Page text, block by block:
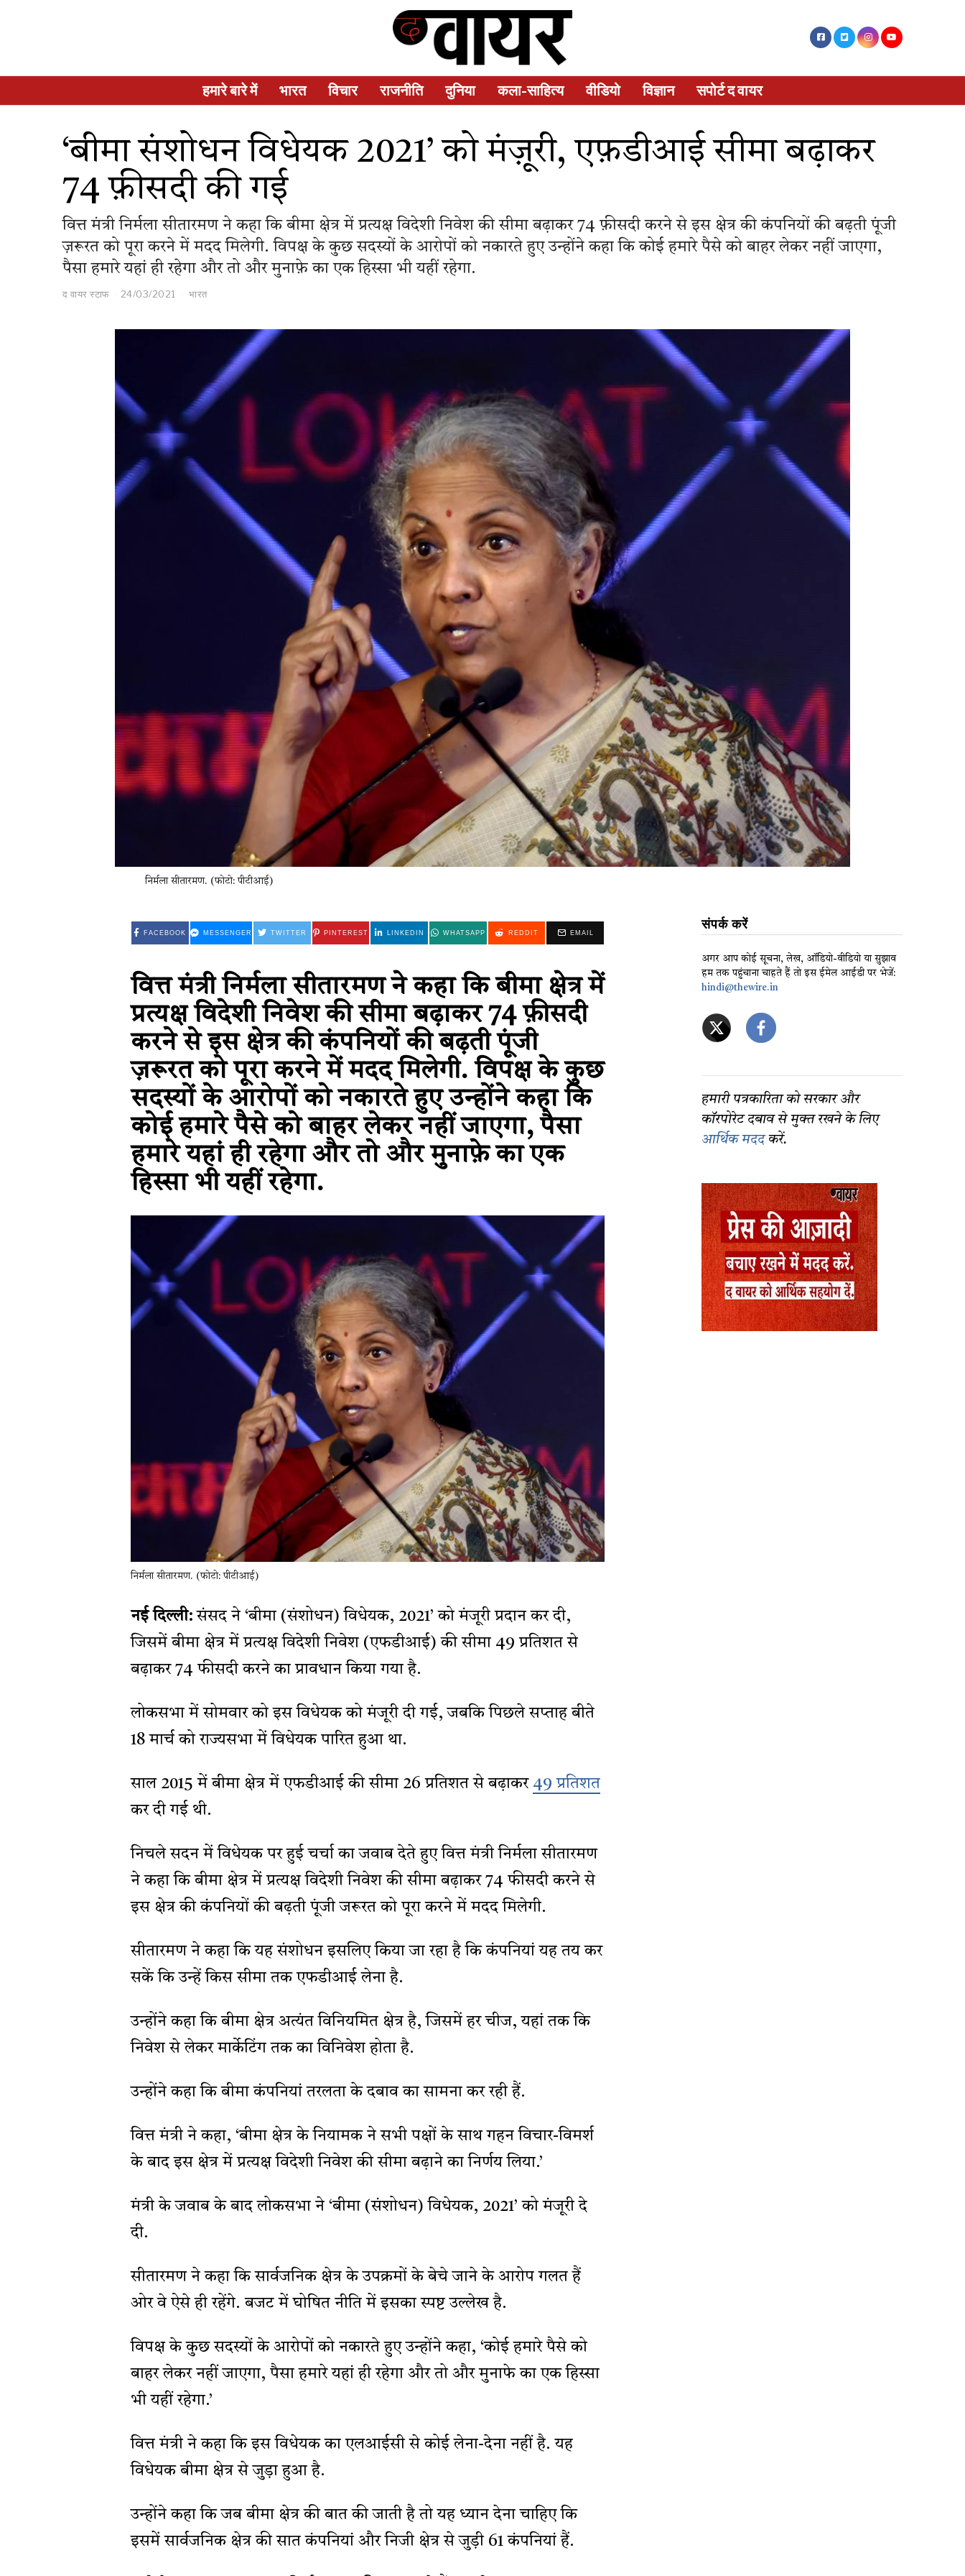
हमारे बारे में भारत विचार राजनीति दुनिया कला-साहित्य वीडियो विज्ञान सपोर्ट द वायर
‘बीमा संशोधन विधेयक 2021’ को मंज़ूरी, एफ़डीआई सीमा बढ़ाकर
74 फ़ीसदी की गई
वित्त मंत्री निर्मला सीतारमण ने कहा कि बीमा क्षेत्र में प्रत्यक्ष विदेशी निवेश की सीमा बढ़ाकर 74 फ़ीसदी करने से इस क्षेत्र की कंपनियों की बढ़ती पूंजी
ज़रूरत को पूरा करने में मदद मिलेगी. विपक्ष के कुछ सदस्यों के आरोपों को नकारते हुए उन्होंने कहा कि कोई हमारे पैसे को बाहर लेकर नहीं जाएगा,
पैसा हमारे यहां ही रहेगा और तो और मुनाफ़े का एक हिस्सा भी यहीं रहेगा.
द वायर स्टाफ 24/03/2021 भारत
निर्मला सीतारमण. (फोटो: पीटीआई)
FACEBOOK MESSENGER TWITTER PINTEREST LINKEDIN WHATSAPP REDDIT EMAIL
वित्त मंत्री निर्मला सीतारमण ने कहा कि बीमा क्षेत्र में
प्रत्यक्ष विदेशी निवेश की सीमा बढ़ाकर 74 फ़ीसदी
करने से इस क्षेत्र की कंपनियों की बढ़ती पूंजी
ज़रूरत को पूरा करने में मदद मिलेगी. विपक्ष के कुछ
सदस्यों के आरोपों को नकारते हुए उन्होंने कहा कि
कोई हमारे पैसे को बाहर लेकर नहीं जाएगा, पैसा
हमारे यहां ही रहेगा और तो और मुनाफ़े का एक
हिस्सा भी यहीं रहेगा.
निर्मला सीतारमण. (फोटो: पीटीआई)
नई दिल्ली: संसद ने ‘बीमा (संशोधन) विधेयक, 2021’ को मंजूरी प्रदान कर दी,
जिसमें बीमा क्षेत्र में प्रत्यक्ष विदेशी निवेश (एफडीआई) की सीमा 49 प्रतिशत से
बढ़ाकर 74 फीसदी करने का प्रावधान किया गया है.
लोकसभा में सोमवार को इस विधेयक को मंजूरी दी गई, जबकि पिछले सप्ताह बीते
18 मार्च को राज्यसभा में विधेयक पारित हुआ था.
साल 2015 में बीमा क्षेत्र में एफडीआई की सीमा 26 प्रतिशत से बढ़ाकर 49 प्रतिशत
कर दी गई थी.
निचले सदन में विधेयक पर हुई चर्चा का जवाब देते हुए वित्त मंत्री निर्मला सीतारमण
ने कहा कि बीमा क्षेत्र में प्रत्यक्ष विदेशी निवेश की सीमा बढ़ाकर 74 फीसदी करने से
इस क्षेत्र की कंपनियों की बढ़ती पूंजी जरूरत को पूरा करने में मदद मिलेगी.
सीतारमण ने कहा कि यह संशोधन इसलिए किया जा रहा है कि कंपनियां यह तय कर
सकें कि उन्हें किस सीमा तक एफडीआई लेना है.
उन्होंने कहा कि बीमा क्षेत्र अत्यंत विनियमित क्षेत्र है, जिसमें हर चीज, यहां तक कि
निवेश से लेकर मार्केटिंग तक का विनिवेश होता है.
उन्होंने कहा कि बीमा कंपनियां तरलता के दबाव का सामना कर रही हैं.
वित्त मंत्री ने कहा, ‘बीमा क्षेत्र के नियामक ने सभी पक्षों के साथ गहन विचार-विमर्श
के बाद इस क्षेत्र में प्रत्यक्ष विदेशी निवेश की सीमा बढ़ाने का निर्णय लिया.’
मंत्री के जवाब के बाद लोकसभा ने ‘बीमा (संशोधन) विधेयक, 2021’ को मंजूरी दे
दी.
सीतारमण ने कहा कि सार्वजनिक क्षेत्र के उपक्रमों के बेचे जाने के आरोप गलत हैं
ओर वे ऐसे ही रहेंगे. बजट में घोषित नीति में इसका स्पष्ट उल्लेख है.
विपक्ष के कुछ सदस्यों के आरोपों को नकारते हुए उन्होंने कहा, ‘कोई हमारे पैसे को
बाहर लेकर नहीं जाएगा, पैसा हमारे यहां ही रहेगा और तो और मुनाफे का एक हिस्सा
भी यहीं रहेगा.’
वित्त मंत्री ने कहा कि इस विधेयक का एलआईसी से कोई लेना-देना नहीं है. यह
विधेयक बीमा क्षेत्र से जुड़ा हुआ है.
उन्होंने कहा कि जब बीमा क्षेत्र की बात की जाती है तो यह ध्यान देना चाहिए कि
इसमें सार्वजनिक क्षेत्र की सात कंपनियां और निजी क्षेत्र से जुड़ी 61 कंपनियां हैं.
संपर्क करें
अगर आप कोई सूचना, लेख, ऑडियो-वीडियो या सुझाव
हम तक पहुंचाना चाहते हैं तो इस ईमेल आईडी पर भेजें:
hindi@thewire.in
हमारी पत्रकारिता को सरकार और
कॉरपोरेट दबाव से मुक्त रखने के लिए
आर्थिक मददकरें.